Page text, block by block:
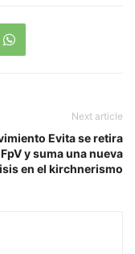
Next article
Evita se retira
y suma una nueva
en el kirchnerismo